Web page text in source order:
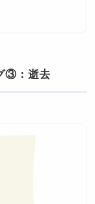
③：逝去